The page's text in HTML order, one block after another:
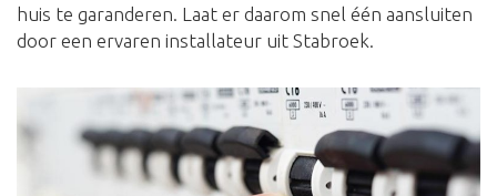
huis te garanderen. Laat er daarom snel één aansluiten
door een ervaren installateur uit Stabroek.